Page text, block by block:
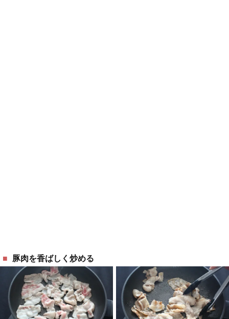
豚肉を香ばしく炒める